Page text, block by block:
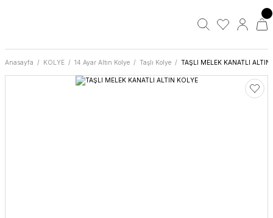
Anasayfa KOLYE 14 Ayar Altın Kolye Taşlı Kolye TAŞLI MELEK KANATLI ALTIN